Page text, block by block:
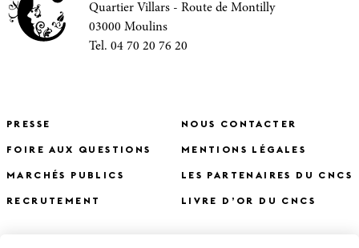
Quartier Villars - Route de Montilly
03000 Moulins
Tel. 04 70 20 76 20
PRESSE
FOIRE AUX QUESTIONS
MARCHÉS PUBLICS
RECRUTEMENT
NOUS CONTACTER
MENTIONS LÉGALES
LES PARTENAIRES DU CNCS
LIVRE D’OR DU CNCS